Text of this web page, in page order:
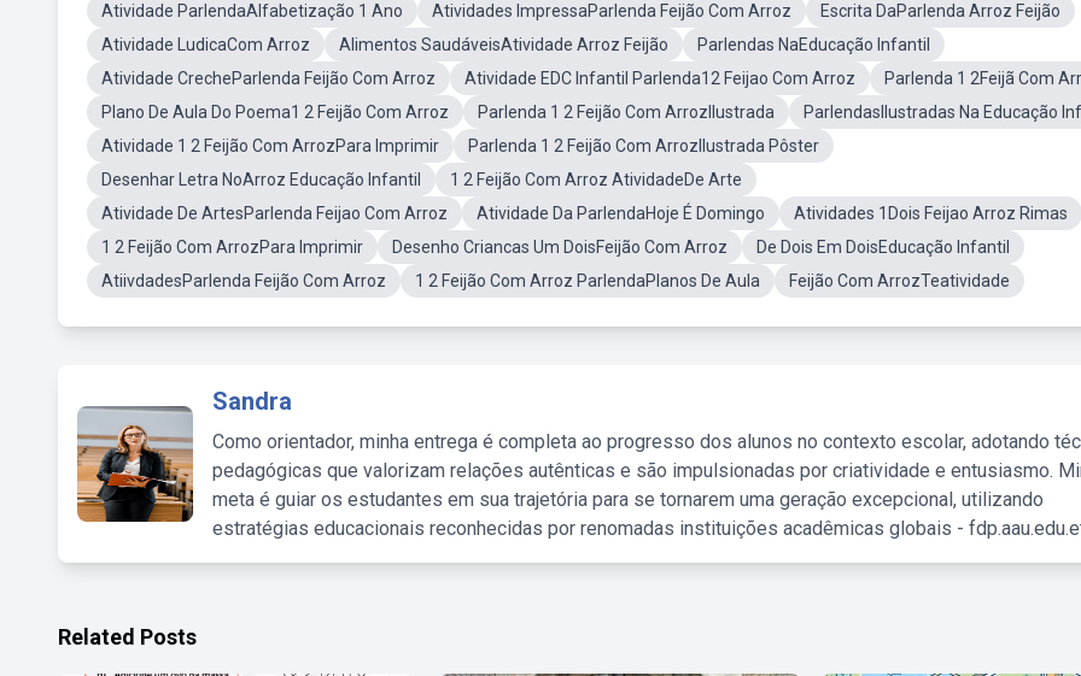
Atividade ParlendaAlfabetização 1 Ano
Atividades ImpressaParlenda Feijão Com Arroz
Escrita DaParlenda Arroz Feijão
Atividade LudicaCom Arroz
Alimentos SaudáveisAtividade Arroz Feijão
Parlendas NaEducação Infantil
Atividade CrecheParlenda Feijão Com Arroz
Atividade EDC Infantil Parlenda12 Feijao Com Arroz
Parlenda 1 2Feijã Com
Plano De Aula Do Poema1 2 Feijão Com Arroz
Parlenda 1 2 Feijão Com ArrozIlustrada
ParlendasIlustradas Na Educação
Atividade 1 2 Feijão Com ArrozPara Imprimir
Parlenda 1 2 Feijão Com ArrozIlustrada Pôster
Desenhar Letra NoArroz Educação Infantil
1 2 Feijão Com Arroz AtividadeDe Arte
Atividade De ArtesParlenda Feijao Com Arroz
Atividade Da ParlendaHoje É Domingo
Atividades 1Dois Feijao Arroz Rimas
1 2 Feijão Com ArrozPara Imprimir
Desenho Criancas Um DoisFeijão Com Arroz
De Dois Em DoisEducação Infantil
AtiivdadesParlenda Feijão Com Arroz
1 2 Feijão Com Arroz ParlendaPlanos De Aula Feijão Com ArrozTeatividade
Sandra
Como orientador, minha entrega é completa ao progresso dos alunos no contexto escolar, adotando
pedagógicas que valorizam relações autênticas e são impulsionadas por criatividade e entusiasmo.
meta é guiar os estudantes em sua trajetória para se tornarem uma geração excepcional, utilizando
estratégias educacionais reconhecidas por renomadas instituições acadêmicas globais -
Related Posts